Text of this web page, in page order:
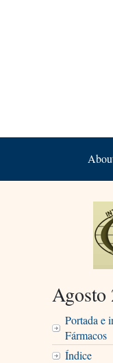
Agosto
Portada e
Fármacos
Índice